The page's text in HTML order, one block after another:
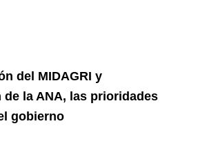
del MIDAGRI y
la ANA, las prioridades
gobierno